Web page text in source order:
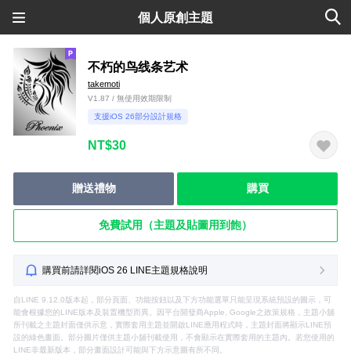
個人原創主題
不朽的鸟线条艺术
takemoti
V1.87 / 無使用效期限制
支援iOS 26部分設計規格
NT$30
贈送禮物 購買
免費試用（主題及貼圖用到飽）
購買前請詳閱iOS 26 LINE主題規格說明
自LINE 9.12.0版本起，部分頁面、功能按鈕以及下方功能選單只能呈現系統預設的圖示，可
能會根據您的LINE版本及裝置機型而異。因平台開發商Apple, Google之政策規格，主題小舖
所刊載之主題封面僅供示意，實際套用主題並開啟LINE應用程式時，主題封面將顯示LINE預
設的綠色畫面。部分圖片僅供主題小舖刊載使用，不會顯示在實際套用的主題內。若您使用的
LINE非最新版本，部分畫面設計可能與下方示意圖有所不同。